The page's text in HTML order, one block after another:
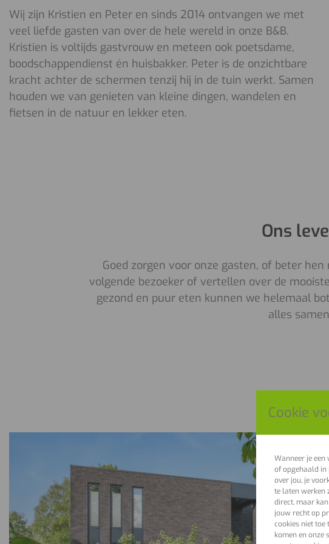
Wij zijn Kristien en Peter en sinds 2014 ontvangen we met
veel liefde gasten van over de hele wereld in onze B&B.
Kristien is voltijds gastvrouw en meteen ook poetsdame,
boodschappendienst én huisbakker. Peter is de onzichtbare
kracht achter de schermen tenzij hij in de tuin werkt. Samen
houden we van genieten van kleine dingen, wandelen en
fietsen in de natuur en lekker eten.
Ons
Goed zorgen voor onze gasten, of beter
volgende bezoeker of vertellen over de
gezond en puur eten kunnen we helemaal
alles
Cookie
Wanneer je
of opgehaald in
over jou, je
te laten werken
direct, maar
jouw recht op
cookies niet toe
komen en onze